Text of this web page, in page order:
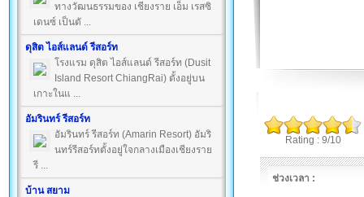
ทางวัฒนธรรมของ เชียงราย เอ็ม เรสซิ
เดนซ์ เป็นตั ...
ดุสิต ไอส์แลนด์ รีสอร์ท
โรงแรม ดุสิต ไอส์แลนด์ รีสอร์ท (Dusit
Island Resort ChiangRai) ตั้งอยู่บน
เกาะในแ ...
อัมรินทร์ รีสอร์ท
อัมรินทร์ รีสอร์ท (Amarin Resort) อัมริ
นทร์รีสอร์ทตั้งอยู่ใจกลางเมืองเชียงราย
รี ...
บ้าน สยาม
Rating : 9/10
ช่วงเวลา :